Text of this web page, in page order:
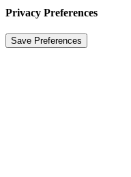
Privacy Preferences